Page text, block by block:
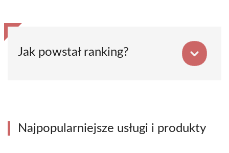
Jak powstał ranking?
Najpopularniejsze usługi i produkty